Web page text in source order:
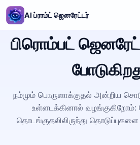
AI ப்ராம்ட் ஜெனரேட்டர்
பிரொம்பட்
நம்மும் பொருளாக்குதல் அன்றிய
உள்ளடக்கினால் வழங்குகிறோம்:
தொடங்குதலிலிருந்து